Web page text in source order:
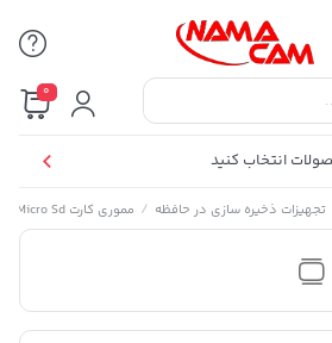
0
انتخاب کنید
تجهیزات ذخیره سازی در حافظه / مموری کارت Micro Sd